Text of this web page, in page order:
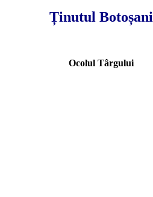
Ținutul Botoșani
Ocolul Târgului